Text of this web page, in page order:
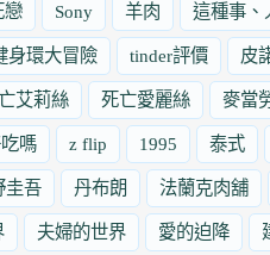
戀 Sony 羊肉 這種事、
身環大冒險 tinder評價 皮
艾莉絲 死亡愛麗絲 麥當
嗎 z flip 1995 泰式
圭吾 丹布朗 法蘭克肉舖
夫婦的世界 愛的迫降